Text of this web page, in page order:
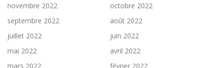
novembre 2022
octobre 2022
septembre 2022
août 2022
juillet 2022
juin 2022
mai 2022
avril 2022
mars 2022
février 2022